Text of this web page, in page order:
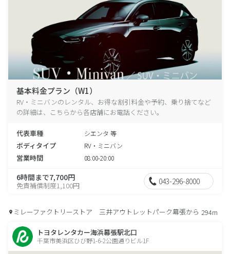
基本料金プラン（W1）
RV・ミニバンのレンタル、お得な割引料金や予約、乗り捨てなど
の詳細は、こちらから各店舗にお電話ください。
代表車種 シエンタ 等
ボディタイプ RV・ミニバン
営業時間 08:00-20:00
6時間まで7,700円
免責補償制度1,100円 043-296-8000
ミレーファクトリーストア 三井アウトレットパーク幕張から 294m
トヨタレンタカー海浜幕張駅北口
千葉市美浜区ひび野1-6-2公園通りビル1F